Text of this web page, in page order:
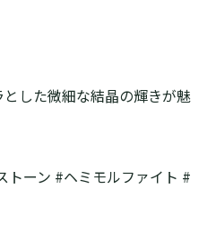
した微細な結晶の輝きが魅
トーン #ヘミモルファイト #